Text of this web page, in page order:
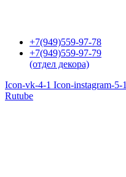
+7(949)559-97-78
+7(949)559-97-79
(отдел декора)
Icon-vk-4-1 Icon-instagram-5-1
Rutube